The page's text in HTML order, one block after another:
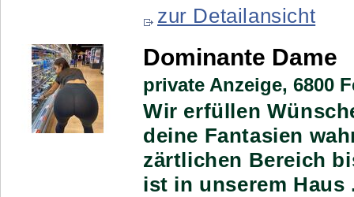
zur Detailansicht
Dominante Dame
private Anzeige, 6800
Wir erfüllen
deine Fantasien
zärtlichen Bereich
ist in unserem Haus